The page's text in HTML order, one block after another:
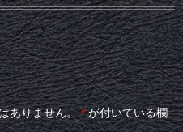
ありません。 *が付いている欄